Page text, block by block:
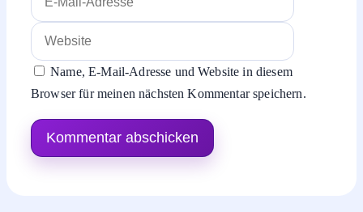
Name, E-Mail-Adresse und Website in diesem
Browser für meinen nächsten Kommentar speichern.